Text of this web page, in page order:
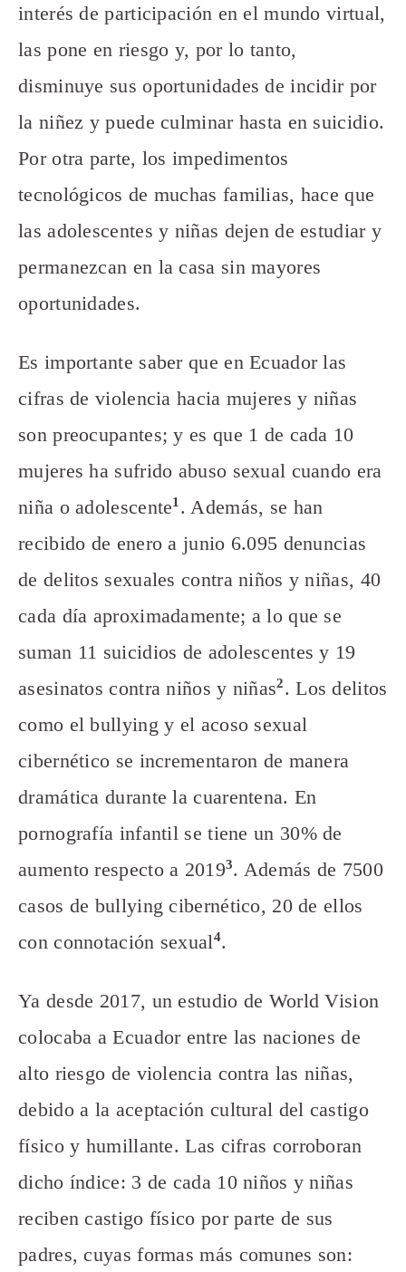
interés de participación en el mundo virtual,
las pone en riesgo y, por lo tanto,
disminuye sus oportunidades de incidir por
la niñez y puede culminar hasta en suicidio.
Por otra parte, los impedimentos
tecnológicos de muchas familias, hace que
las adolescentes y niñas dejen de estudiar y
permanezcan en la casa sin mayores
oportunidades.
Es importante saber que en Ecuador las
cifras de violencia hacia mujeres y niñas
son preocupantes; y es que 1 de cada 10
mujeres ha sufrido abuso sexual cuando era
niña o adolescente1 . Además, se han
recibido de enero a junio 6.095 denuncias
de delitos sexuales contra niños y niñas, 40
cada día aproximadamente; a lo que se
suman 11 suicidios de adolescentes y 19
asesinatos contra niños y niñas2. Los delitos
como el bullying y el acoso sexual
cibernético se incrementaron de manera
dramática durante la cuarentena. En
pornografía infantil se tiene un 30% de
aumento respecto a 20193. Además de 7500
casos de bullying cibernético, 20 de ellos
con connotación sexual4.
Ya desde 2017, un estudio de World Vision
colocaba a Ecuador entre las naciones de
alto riesgo de violencia contra las niñas,
debido a la aceptación cultural del castigo
físico y humillante. Las cifras corroboran
dicho índice: 3 de cada 10 niños y niñas
reciben castigo físico por parte de sus
padres, cuyas formas más comunes son: